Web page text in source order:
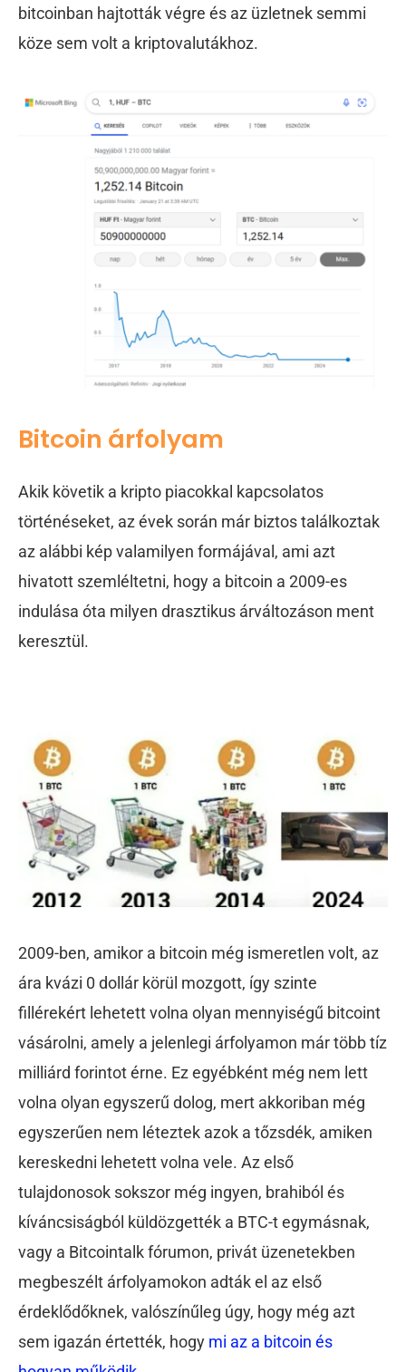
bitcoinban hajtották végre és az üzletnek semmi
köze sem volt a kriptovalutákhoz.
Bitcoin árfolyam
Akik követik a kripto piacokkal kapcsolatos
történéseket, az évek során már biztos találkoztak
az alábbi kép valamilyen formájával, ami azt
hivatott szemléltetni, hogy a bitcoin a 2009-es
indulása óta milyen drasztikus árváltozáson ment
keresztül.
2009-ben, amikor a bitcoin még ismeretlen volt, az
ára kvázi 0 dollár körül mozgott, így szinte
fillérekért lehetett volna olyan mennyiségű bitcoint
vásárolni, amely a jelenlegi árfolyamon már több tíz
milliárd forintot érne. Ez egyébként még nem lett
volna olyan egyszerű dolog, mert akkoriban még
egyszerűen nem léteztek azok a tőzsdék, amiken
kereskedni lehetett volna vele. Az első
tulajdonosok sokszor még ingyen, brahiból és
kíváncsiságból küldözgették a BTC-t egymásnak,
vagy a Bitcointalk fórumon, privát üzenetekben
megbeszélt árfolyamokon adták el az első
érdeklődőknek, valószínűleg úgy, hogy még azt
sem igazán értették, hogy mi az a bitcoin és